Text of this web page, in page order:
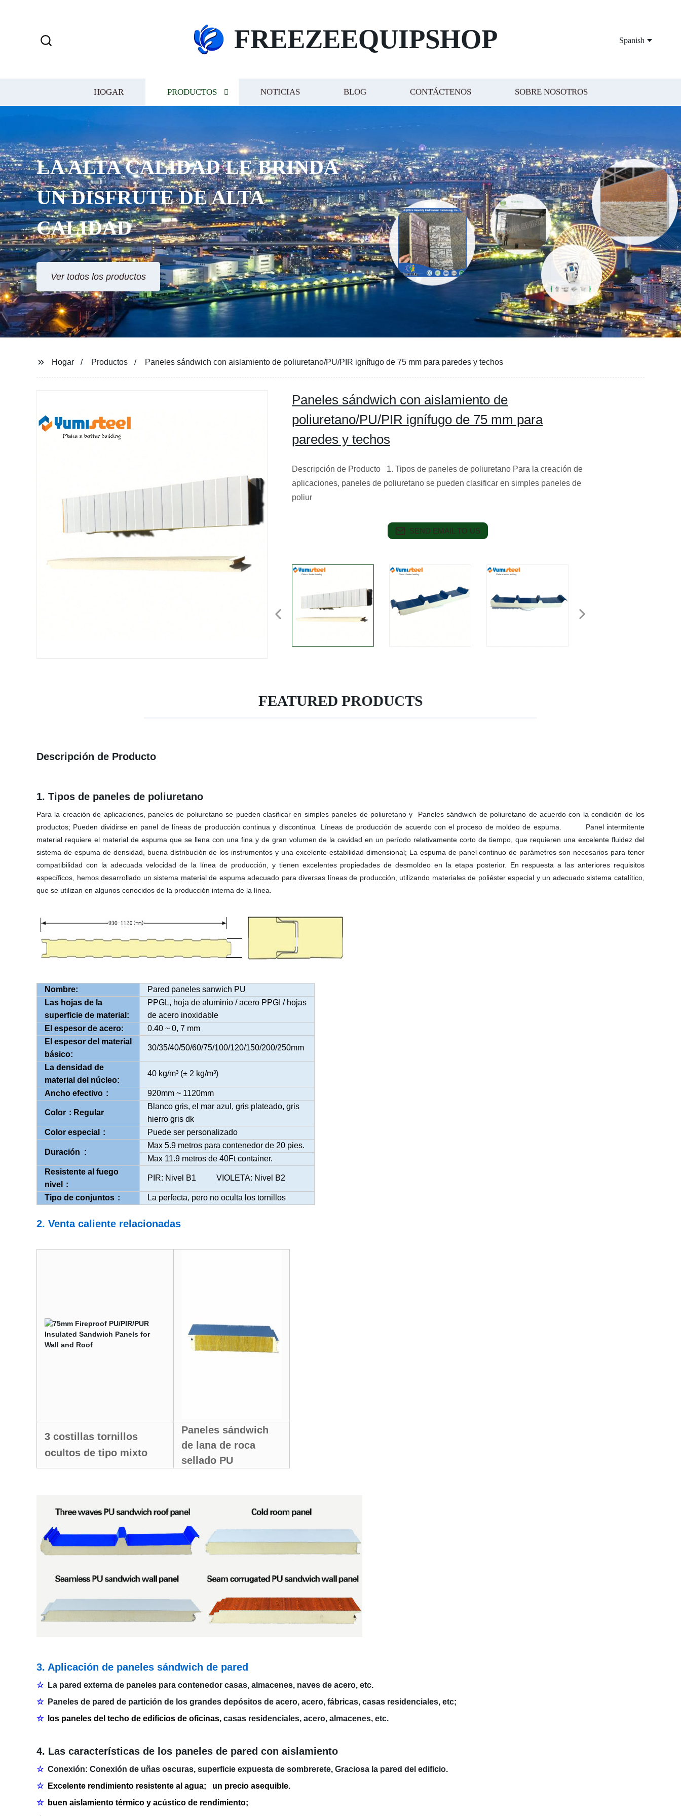
FREEZEEQUIPSHOP Spanish
HOGAR PRODUCTOS NOTICIAS BLOG CONTÁCTENOS SOBRE NOSOTROS
LA ALTA CALIDAD LE BRINDA
UN DISFRUTE DE ALTA
CALIDAD
Ver todos los productos
Hogar Productos Paneles sándwich con aislamiento de poliuretano/PU/PIR ignífugo de 75 mm para paredes y techos
Paneles sándwich con aislamiento de
poliuretano/PU/PIR ignífugo de 75 mm para
paredes y techos
Descripción de Producto 1. Tipos de paneles de poliuretano Para la creación de
aplicaciones, paneles de poliuretano se pueden clasificar en simples paneles de
poliur
SEND EMAIL TO US
FEATURED PRODUCTS
Descripción de Producto
1. Tipos de paneles de poliuretano
Para la creación de aplicaciones, paneles de poliuretano se pueden clasificar en simples paneles de poliuretano y Paneles sándwich de poliuretano de acuerdo con la condición de los
productos; Pueden dividirse en panel de líneas de producción continua y discontinua Líneas de producción de acuerdo con el proceso de moldeo de espuma. Panel intermitente
material requiere el material de espuma que se llena con una fina y de gran volumen de la cavidad en un período relativamente corto de tiempo, que requieren una excelente fluidez del
sistema de espuma de densidad, buena distribución de los instrumentos y una excelente estabilidad dimensional; La espuma de panel continuo de parámetros son necesarios para tener
compatibilidad con la adecuada velocidad de la línea de producción, y tienen excelentes propiedades de desmoldeo en la etapa posterior. En respuesta a las anteriores requisitos
específicos, hemos desarrollado un sistema material de espuma adecuado para diversas líneas de producción, utilizando materiales de poliéster especial y un adecuado sistema catalítico,
que se utilizan en algunos conocidos de la producción interna de la línea.
Nombre:
Pared paneles sanwich PU
Las hojas de la
superficie de material:
PPGL, hoja de aluminio / acero PPGI / hojas
de acero inoxidable
El espesor de acero:
0.40 ~ 0, 7 mm
El espesor del material
básico:
30/35/40/50/60/75/100/120/150/200/250mm
La densidad de
material del núcleo:
40 kg/m³ (± 2 kg/m³)
Ancho efectivo : 920mm ~ 1120mm
Color : Regular
Blanco gris, el mar azul, gris plateado, gris
hierro gris dk
Color especial
: Puede ser personalizado
Duración :
Max 5.9 metros para contenedor de 20 pies.
Max 11.9 metros de 40Ft container.
Resistente al fuego
nivel
:
PIR: Nivel B1 VIOLETA: Nivel B2
Tipo de conjuntos : La perfecta, pero no oculta los tornillos
2. Venta caliente relacionadas
3 costillas tornillos
ocultos de tipo mixto
Paneles sándwich
de lana de roca
sellado PU
3. Aplicación de paneles sándwich de pared
☆La pared externa de paneles para contenedor casas, almacenes, naves de acero, etc.
☆Paneles de pared de partición de los grandes depósitos de acero, acero, fábricas, casas residenciales, etc;
☆
los paneles del techo de edificios de oficinas, casas residenciales, acero, almacenes, etc.
4. Las características de los paneles de pared con aislamiento
☆ Conexión: Conexión de uñas oscuras, superficie expuesta de sombrerete, Graciosa la pared del edificio.
☆
Excelente rendimiento resistente al agua;
un precio asequible.
☆
buen aislamiento térmico y acústico de rendimiento;